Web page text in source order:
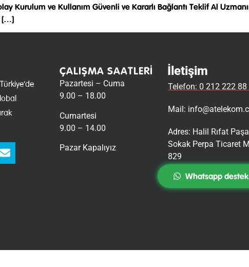
Kurulum ve Kullanım Güvenli ve Kararlı Bağlantı Teklif Al
[…]
ÇALIŞMA SAATLERI
Pazartesi – Cuma
9.00 – 18.00
Cumartesi
9.00 – 14.00
Pazar Kapalıyız
İletişim
Telefon: 0 212 222 88
Mail:
Adres: Halil Rıfat
Sokak Perpa Ticaret
829
Whatsapp destek